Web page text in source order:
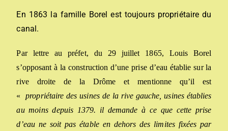
En 1863 la famille Borel est toujours propriétaire du
canal.
Par lettre au préfet, du 29 juillet 1865, Louis Borel
s’opposant à la construction d’une prise d’eau établie sur la
rive droite de la Drôme et mentionne qu’il est
«
propriétaire des usines de la rive gauche, usines établies
au moins depuis 1379. il demande à ce que cette prise
d’eau ne soit pas étable en dehors des limites fixées par